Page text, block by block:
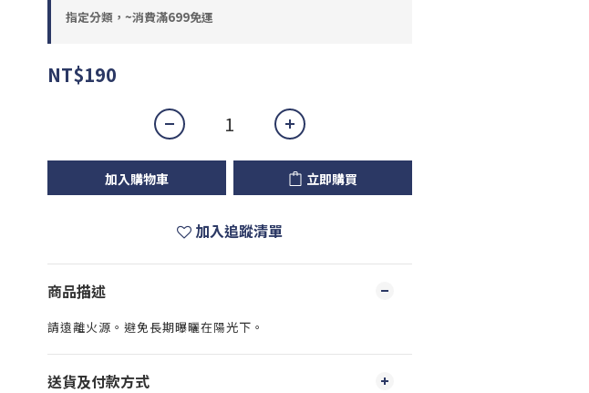
指定分類，~消費滿699免運
NT$190
加入購物車 立即購買
加入追蹤清單
商品描述
請遠離火源。避免長期曝曬在陽光下。
送貨及付款方式